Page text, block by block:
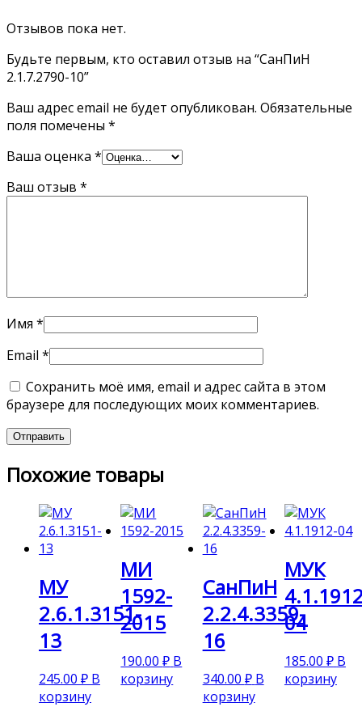
Отзывов пока нет.
Будьте первым, кто оставил отзыв на “СанПиН
2.1.7.2790-10”
Ваш адрес email не будет опубликован. Обязательные
поля помечены *
Ваша оценка *
Ваш отзыв *
Имя *
Email *
Сохранить моё имя, email и адрес сайта в этом
браузере для последующих моих комментариев.
Похожие товары
МУ
2.6.1.3151-
13
245.00 ₽ В
корзину
МИ
1592-
2015
190.00₽ В
корзину
СанПиН
2.2.4.3359-
16
340.00 ₽ В
корзину
МУК
04
185.00 ₽ В
корзину